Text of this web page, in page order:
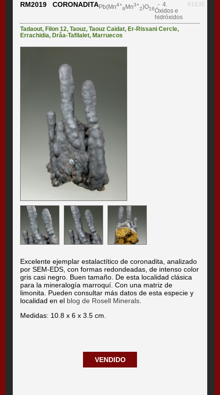
RM2019 CORONADITAPb(Mn4+
6 Mn3+
2)O16
- 4.
Óxidos e
hidróxidos
#1630
Tadaout, Filon 12,Taouz,Taouz Caïdat, Er-Rissani Cercle,
Errachidia, Drâa-Tafilalet, Marruecos
Excelente ejemplar estalactítico de coronadita, analizado
por SEM-EDS, con formas redondeadas, de intenso color
gris casi negro. Buen tamaño. De esta localidad clásica
para la mineralogía marroquí. Con una matriz de
limonita. Pueden consultar más datos de esta especie y
localidad en el blog de Rosell Minerals.
Medidas: 10.8 x 6 x 3.5 cm.
VENDIDO